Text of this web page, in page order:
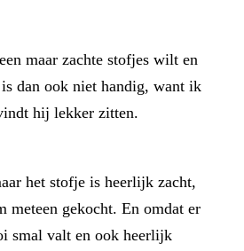
maar zachte stofjes wilt en
dan ook niet handig, want ik
hij lekker zitten.
het stofje is heerlijk zacht,
meteen gekocht. En omdat er
smal valt en ook heerlijk